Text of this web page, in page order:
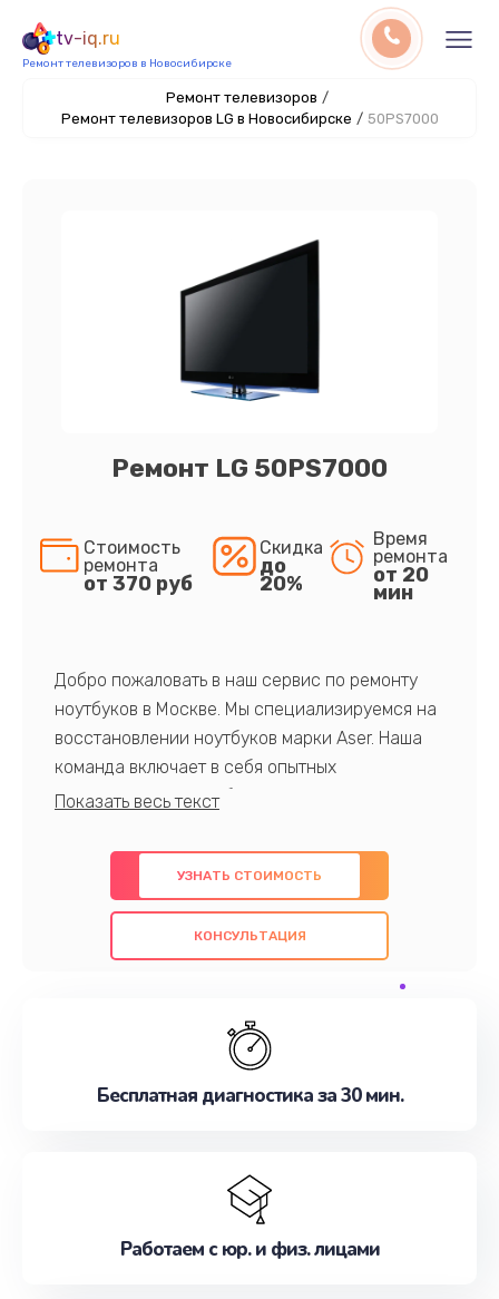
tv-iq.ru
Ремонт телевизоров в Новосибирске
Ремонт телевизоров /
Ремонт телевизоров LG в Новосибирске / 50PS7000
Ремонт LG 50PS7000
Стоимость
ремонта
от 370 руб
Скидка
до
20%
Время
ремонта
от 20
мин
Добро пожаловать в наш сервис по ремонту
ноутбуков в Москве. Мы специализируемся на
восстановлении ноутбуков марки Aser. Наша
команда включает в себя опытных
профессионалов с обширными знаниями и
предлагаем быстрый и качественный ремонт с
использованием оригинальных компонентов, а
также гарантируем качество всех
проведенных работ. Наша цель - предоставить
наилучшим образом. Не медлите записаться на
УЗНАТЬ СТОИМОСТЬ
КОНСУЛЬТАЦИЯ
Бесплатная диагностика за 30 мин.
Работаем с юр. и физ. лицами